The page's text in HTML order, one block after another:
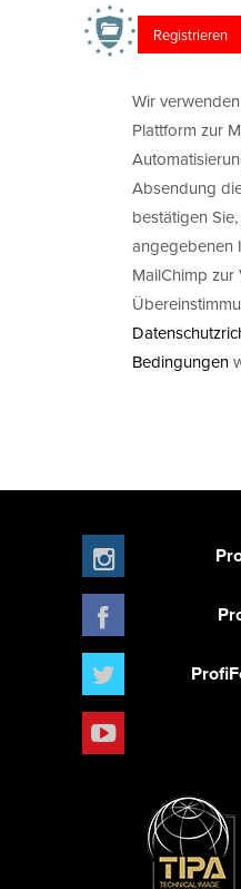
Wir
Plattform zur
Absendung
bestätigen
angegebenen
MailChimp
Bedingungen